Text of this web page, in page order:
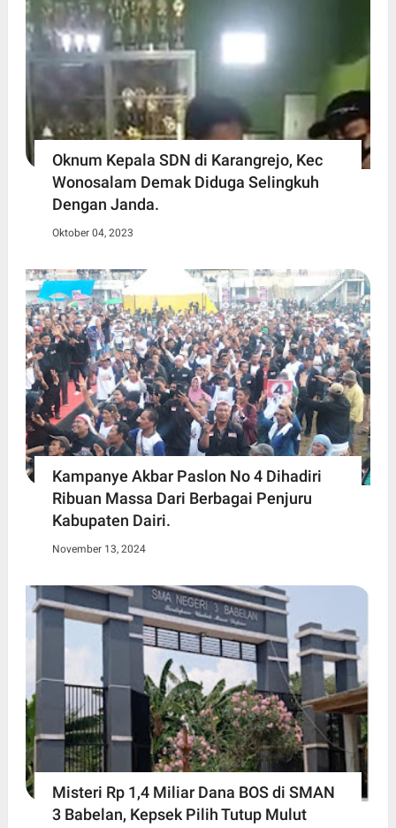
Oknum Kepala SDN di Karangrejo, Kec
Wonosalam Demak Diduga Selingkuh
Dengan Janda.
Oktober 04, 2023
Kampanye Akbar Paslon No 4 Dihadiri
Ribuan Massa Dari Berbagai Penjuru
Kabupaten Dairi.
November 13, 2024
Misteri Rp 1,4 Miliar Dana BOS di SMAN
3 Babelan, Kepsek Pilih Tutup Mulut